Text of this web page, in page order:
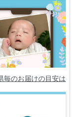
毎のお届けの目安は